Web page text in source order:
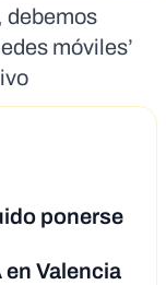
debemos
móviles’
ponerse
Valencia